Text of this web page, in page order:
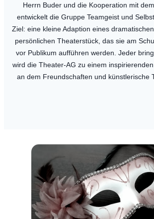
Herrn Buder und die Kooperation mit
entwickelt die Gruppe Teamgeist und
Ziel: eine kleine Adaption eines
persönlichen Theaterstück, das sie am
vor Publikum aufführen werden. Jeder
wird die Theater-AG zu einem
an dem Freundschaften und künstlerische